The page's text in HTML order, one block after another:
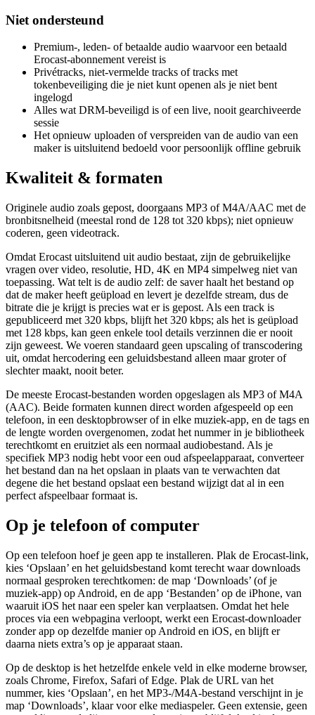
Niet ondersteund
Premium-, leden- of betaalde audio waarvoor een betaald
Erocast-abonnement vereist is
Privétracks, niet-vermelde tracks of tracks met
tokenbeveiliging die je niet kunt openen als je niet bent
ingelogd
Alles wat DRM-beveiligd is of een live, nooit gearchiveerde
sessie
Het opnieuw uploaden of verspreiden van de audio van een
maker is uitsluitend bedoeld voor persoonlijk offline gebruik
Kwaliteit & formaten
Originele audio zoals gepost, doorgaans MP3 of M4A/AAC met de
bronbitsnelheid (meestal rond de 128 tot 320 kbps); niet opnieuw
coderen, geen videotrack.
Omdat Erocast uitsluitend uit audio bestaat, zijn de gebruikelijke
vragen over video, resolutie, HD, 4K en MP4 simpelweg niet van
toepassing. Wat telt is de audio zelf: de saver haalt het bestand op
dat de maker heeft geüpload en levert je dezelfde stream, dus de
bitrate die je krijgt is precies wat er is gepost. Als een track is
gepubliceerd met 320 kbps, blijft het 320 kbps; als het is geüpload
met 128 kbps, kan geen enkele tool details verzinnen die er nooit
zijn geweest. We voeren standaard geen upscaling of transcodering
uit, omdat hercodering een geluidsbestand alleen maar groter of
slechter maakt, nooit beter.
De meeste Erocast-bestanden worden opgeslagen als MP3 of M4A
(AAC). Beide formaten kunnen direct worden afgespeeld op een
telefoon, in een desktopbrowser of in elke muziek-app, en de tags en
de lengte worden overgenomen, zodat het nummer in je bibliotheek
terechtkomt en eruitziet als een normaal audiobestand. Als je
specifiek MP3 nodig hebt voor een oud afspeelapparaat, converteer
het bestand dan na het opslaan in plaats van te verwachten dat
degene die het bestand opslaat een bestand wijzigt dat al in een
perfect afspeelbaar formaat is.
Op je telefoon of computer
Op een telefoon hoef je geen app te installeren. Plak de Erocast-link,
kies ‘Opslaan’ en het geluidsbestand komt terecht waar downloads
normaal gesproken terechtkomen: de map ‘Downloads’ (of je
muziek-app) op Android, en de app ‘Bestanden’ op de iPhone, van
waaruit iOS het naar een speler kan verplaatsen. Omdat het hele
proces via een webpagina verloopt, werkt een Erocast-downloader
zonder app op dezelfde manier op Android en iOS, en blijft er
daarna niets extra’s op je apparaat staan.
Op de desktop is het hetzelfde enkele veld in elke moderne browser,
zoals Chrome, Firefox, Safari of Edge. Plak de URL van het
nummer, kies ‘Opslaan’, en het MP3-/M4A-bestand verschijnt in je
map ‘Downloads’, klaar voor elke mediaspeler. Geen extensie, geen